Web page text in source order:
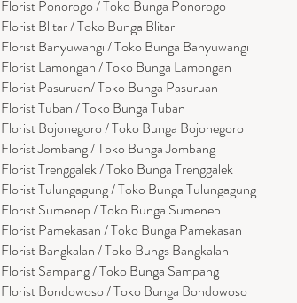
Florist Ponorogo / Toko Bunga Ponorogo
Florist Blitar / Toko Bunga Blitar
Florist Banyuwangi / Toko Bunga Banyuwangi
Florist Lamongan / Toko Bunga Lamongan
Florist Pasuruan/ Toko Bunga Pasuruan
Florist Tuban / Toko Bunga Tuban
Florist Bojonegoro / Toko Bunga Bojonegoro
Florist Jombang / Toko Bunga Jombang
Florist Trenggalek / Toko Bunga Trenggalek
Florist Tulungagung / Toko Bunga Tulungagung
Florist Sumenep / Toko Bunga Sumenep
Florist Pamekasan / Toko Bunga Pamekasan
Florist Bangkalan / Toko Bungs Bangkalan
Florist Sampang / Toko Bunga Sampang
Florist Bondowoso / Toko Bunga Bondowoso